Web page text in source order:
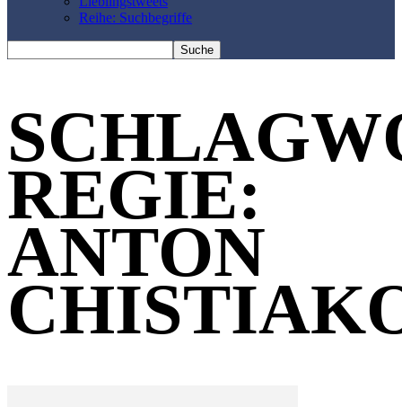
Reihe: Suchbegriffe
REGIE:
ANTON